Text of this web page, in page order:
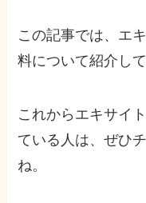
この記事では、エ
料について紹介し
これからエキサイ
ている人は、ぜひ
ね。